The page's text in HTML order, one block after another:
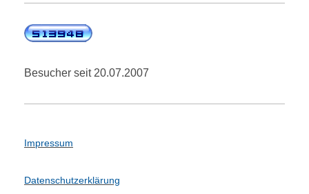
Besucher seit 20.07.2007
Impressum
Datenschutzerklärung